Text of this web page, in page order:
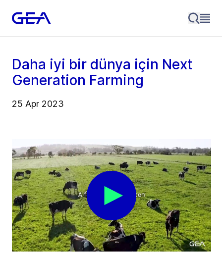
Daha iyi bir dünya için Next
Generation Farming
25 Apr 2023